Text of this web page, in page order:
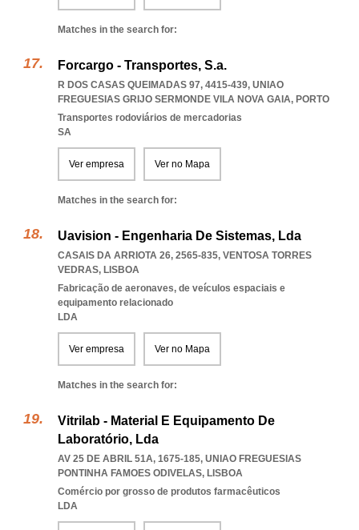
Matches in the search for:
Forcargo - Transportes, S.a.
R DOS CASAS QUEIMADAS 97, 4415-439, UNIAO
FREGUESIAS GRIJO SERMONDE VILA NOVA GAIA, PORTO
Transportes rodoviários de mercadorias
SA
Ver empresa Ver no Mapa
Matches in the search for:
Uavision - Engenharia De Sistemas, Lda
CASAIS DA ARRIOTA 26, 2565-835, VENTOSA TORRES
VEDRAS, LISBOA
Fabricação de aeronaves, de veículos espaciais e
equipamento relacionado
LDA
Ver empresa Ver no Mapa
Matches in the search for:
Vitrilab - Material E Equipamento De
Laboratório, Lda
AV 25 DE ABRIL 51A, 1675-185, UNIAO FREGUESIAS
PONTINHA FAMOES ODIVELAS, LISBOA
Comércio por grosso de produtos farmacêuticos
LDA